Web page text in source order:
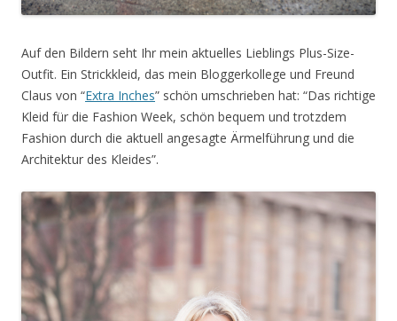
Auf den Bildern seht Ihr mein aktuelles Lieblings Plus-Size-
Outfit. Ein Strickkleid, das mein Bloggerkollege und Freund
Claus von “Extra Inches” schön umschrieben hat: “Das richtige
Kleid für die Fashion Week, schön bequem und trotzdem
Fashion durch die aktuell angesagte Ärmelführung und die
Architektur des Kleides”.